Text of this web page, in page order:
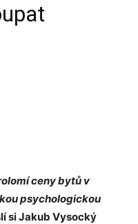
ceny bytů v
psychologickou
si Jakub Vysocký